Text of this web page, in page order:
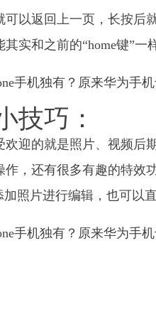
可以返回上一页，长按后
实和之前的“home键”一
技巧：
欢迎的就是照片、视频后
作，还有很多有趣的特效
加照片进行编辑，也可以